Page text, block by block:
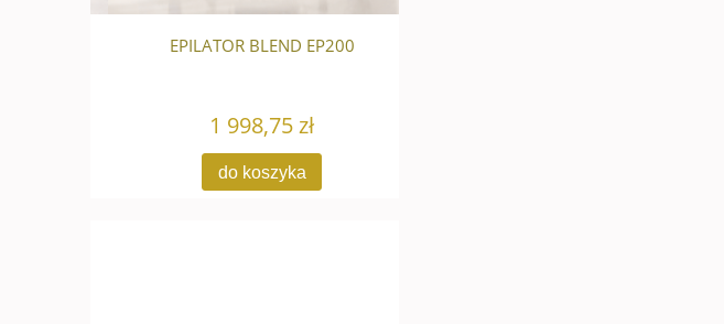
EPILATOR BLEND EP200
1 998,75 zł
do koszyka